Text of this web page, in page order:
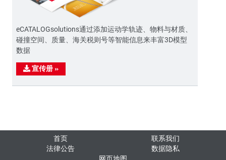
eCATALOGsolutions通过添加运动学轨迹、物料与材质、
碰撞空间、质量、海关税则号等智能信息来丰富3D模型
数据
宣传册 »
首页
联系我们
法律公告
数据隐私